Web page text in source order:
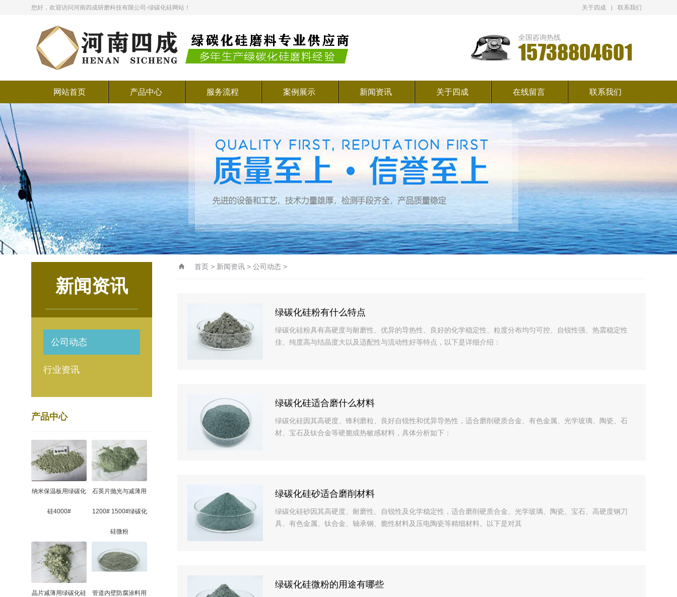
您好，欢迎访问河南四成研磨科技有限公司-绿碳化硅网站！ 关于四成 联系我们
全国咨询热线
15738804601
网站首页 产品中心 服务流程 案例展示 新闻资讯 关于四成 在线留言 联系我们
新闻资讯
公司动态
行业资讯
产品中心
纳米保温板用绿碳化
硅4000#
石英片抛光与减薄用
1200# 1500#绿碳化
硅微粉
晶片减薄用绿碳化硅 管道内壁防腐涂料用
首页 > 新闻资讯 > 公司动态 >
绿碳化硅粉有什么特点
绿碳化硅粉具有高硬度与耐磨性、优异的导热性、良好的化学稳定性、粒度分布均匀可控、自锐性强、热震稳定性
佳、纯度高与结晶度大以及适配性与流动性好等特点，以下是详细介绍：
绿碳化硅适合磨什么材料
绿碳化硅因其高硬度、锋利磨粒、良好自锐性和优异导热性，适合磨削硬质合金、有色金属、光学玻璃、陶瓷、石
材、宝石及钛合金等硬脆或热敏感材料，具体分析如下：
绿碳化硅砂适合磨削材料
绿碳化硅砂因其高硬度、耐磨性、自锐性及化学稳定性，适合磨削硬质合金、光学玻璃、陶瓷、宝石、高硬度钢刀
具、有色金属、钛合金、轴承钢、脆性材料及压电陶瓷等精细材料。以下是对其
绿碳化硅微粉的用途有哪些